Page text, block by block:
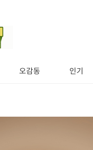
오감동 인기